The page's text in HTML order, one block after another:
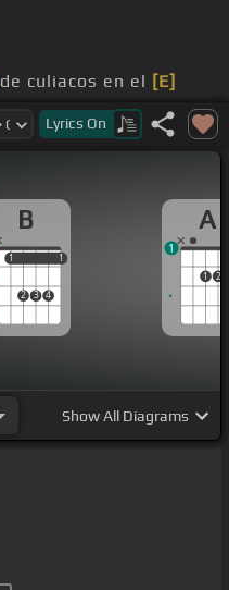
de culiacos en el [E]
Lyrics On
B
1
2 3 4
1
1 1
A
1 2
1
ShowAll Diagrams